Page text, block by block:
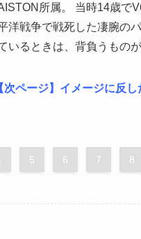
所属。 当時14歳
洋戦争で戦死した凄腕の
いるときは、背負うもの
次ページ】イメージに反
5 6 7 8